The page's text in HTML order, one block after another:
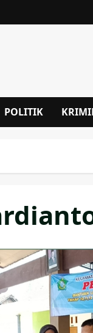
POLITIK